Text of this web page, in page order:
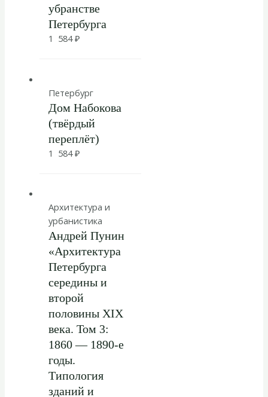
убранстве
Петербурга
1 584₽
Петербург
Дом Набокова
(твёрдый
переплёт)
1 584₽
Архитектура и
урбанистика
Андрей Пунин
«Архитектура
Петербурга
середины и
второй
половины XIX
века. Том 3:
1860 — 1890-е
годы.
Типология
зданий и